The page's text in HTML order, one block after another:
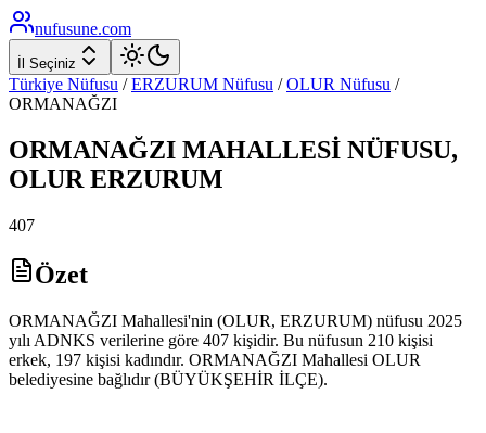
nufusune.com
İl Seçiniz
Türkiye Nüfusu / ERZURUM Nüfusu / OLUR Nüfusu /
ORMANAĞZI
ORMANAĞZI MAHALLESİ NÜFUSU,
OLUR ERZURUM
407
Özet
ORMANAĞZI Mahallesi'nin (OLUR, ERZURUM) nüfusu 2025
yılı ADNKS verilerine göre 407 kişidir. Bu nüfusun 210 kişisi
erkek, 197 kişisi kadındır. ORMANAĞZI Mahallesi OLUR
belediyesine bağlıdır (BÜYÜKŞEHİR İLÇE).